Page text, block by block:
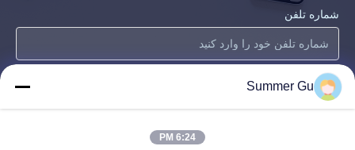
شماره تلفن
ایمیل
Summer Gu
6:24 PM